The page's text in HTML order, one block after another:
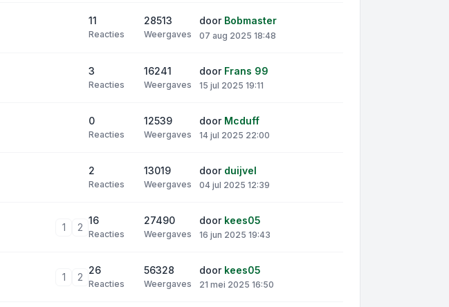
11
Reacties
28513
Weergaves
door Bobmaster
07 aug 2025 18:48
3
Reacties
16241
Weergaves
door Frans 99
15 jul 2025 19:11
0
Reacties
12539
Weergaves
door Mcduff
14 jul 2025 22:00
2
Reacties
13019
Weergaves
door duijvel
04 jul 2025 12:39
1 2
16
Reacties
27490
Weergaves
door kees05
16 jun 2025 19:43
1 2
26
Reacties
56328
Weergaves
door kees05
21 mei 2025 16:50